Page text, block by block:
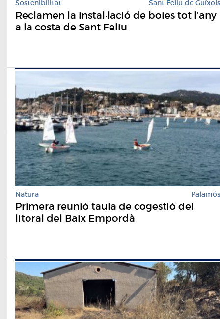
Sostenibilitat Sant Feliu de Guíxols
Reclamen la instal·lació de boies tot l'any
a la costa de Sant Feliu
Natura Palamós
Primera reunió taula de cogestió del
litoral del Baix Empordà